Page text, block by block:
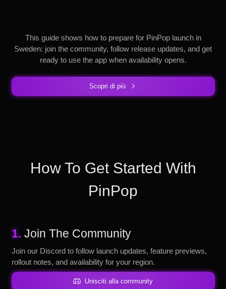
This guide shows how to prepare for PinPop launch in
Sweden: join the community, follow release updates, and get
ready to use the app when availability opens.
Scopri di più
How To Get Started With
PinPop
1. Join The Community
Join our Discord to follow launch updates, feature previews,
rollout notes, and availability for your region.
Unisciti alla community